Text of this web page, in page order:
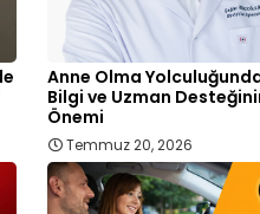
Anne Olma
Bilgi ve Uzman
Önemi
Temmuz 20, 2026